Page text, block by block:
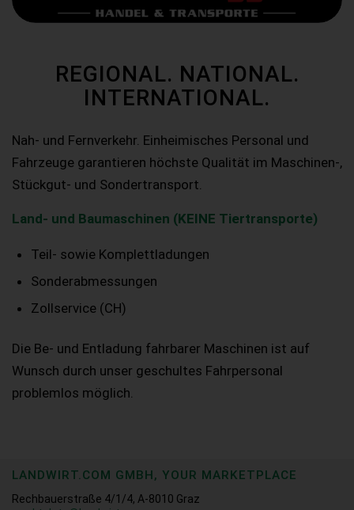
REGIONAL. NATIONAL.
INTERNATIONAL.
Nah- und Fernverkehr. Einheimisches Personal und
Fahrzeuge garantieren höchste Qualität im Maschinen-,
Stückgut- und Sondertransport.
Land- und Baumaschinen (KEINE Tiertransporte)
Teil- sowie Komplettladungen
Sonderabmessungen
Zollservice (CH)
Die Be- und Entladung fahrbarer Maschinen ist auf
Wunsch durch unser geschultes Fahrpersonal
problemlos möglich.
LANDWIRT.COM GMBH, YOUR MARKETPLACE
Rechbauerstraße 4/1/4, A-8010 Graz